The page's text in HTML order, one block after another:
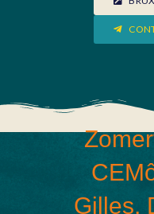
Gilles,